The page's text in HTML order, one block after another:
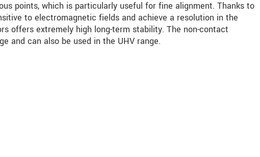
points, which is particularly useful for fine alignment. Thanks to
to electromagnetic fields and achieve a resolution in the
offers extremely high long-term stability. The non-contact
and can also be used in the UHV range.